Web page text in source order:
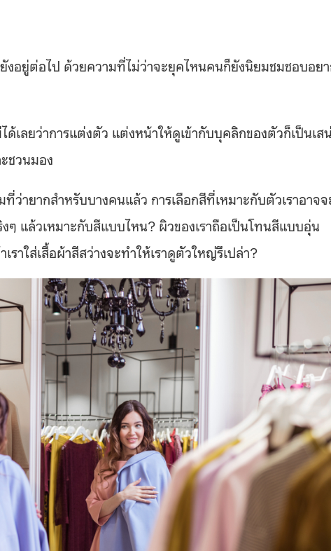
อยู่ต่อไป ด้วยความที่ไม่ว่าจะยุคไหนคนก็ยังนิยมชมชอบอย
เลยว่าการแต่งตัว แต่งหน้าให้ดูเข้ากับบุคลิกของตัวก็เป็นเส
ชวนมอง
ว่ายากสำหรับบางคนแล้ว การเลือกสีที่เหมาะกับตัวเราอาจจ
งๆ แล้วเหมาะกับสีแบบไหน? ผิวของเราถือเป็นโทนสีแบบอุ่น
าใส่เสื้อผ้าสีสว่างจะทำให้เราดูตัวใหญ่รึเปล่า?